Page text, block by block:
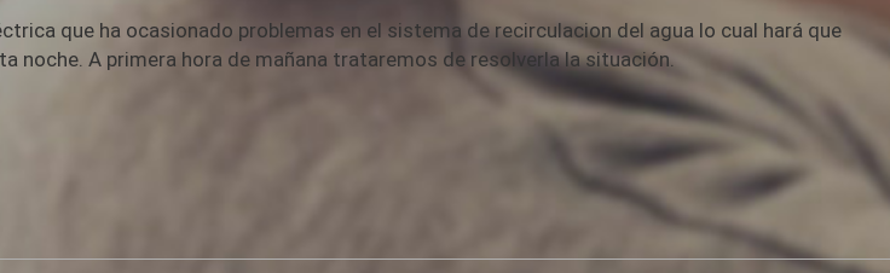
que ha ocasionado problemas en el sistema de recirculacion del agua lo cual hará que
noche. A primera hora de mañana trataremos de resolverla la situación.